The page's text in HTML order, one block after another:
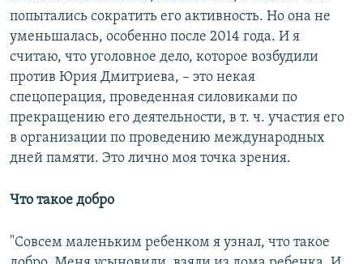
попытались сократить его активность. Но она не
уменьшалась, особенно после 2014 года. И я
считаю, что уголовное дело, которое возбудили
против Юрия Дмитриева, – это некая
спецоперация, проведенная силовиками по
прекращению его деятельности, в т. ч. участия его
в организации по проведению международных
дней памяти. Это лично моя точка зрения.
Что такое добро
"Совсем маленьким ребенком я узнал, что такое